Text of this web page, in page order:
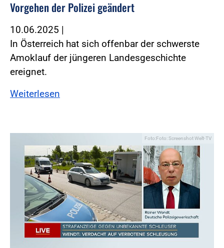
Vorgehen der Polizei geändert
10.06.2025 |
In Österreich hat sich offenbar der schwerste
Amoklauf der jüngeren Landesgeschichte
ereignet.
Weiterlesen
Foto:Foto: Screenshot Welt-TV